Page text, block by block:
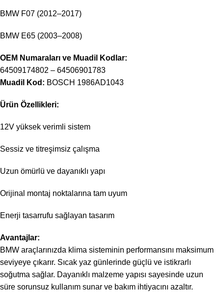
BMW F07 (2012–2017)
BMW E65 (2003–2008)
OEM Numaraları ve Muadil Kodlar:
64509174802 – 64506901783
Muadil Kod: BOSCH 1986AD1043
Ürün Özellikleri:
12V yüksek verimli sistem
Sessiz ve titreşimsiz çalışma
Uzun ömürlü ve dayanıklı yapı
Orijinal montaj noktalarına tam uyum
Enerji tasarrufu sağlayan tasarım
Avantajlar:
BMW araçlarınızda klima sisteminin performansını maksimum
seviyeye çıkarır. Sıcak yaz günlerinde güçlü ve istikrarlı
soğutma sağlar. Dayanıklı malzeme yapısı sayesinde uzun
süre sorunsuz kullanım sunar ve bakım ihtiyacını azaltır.